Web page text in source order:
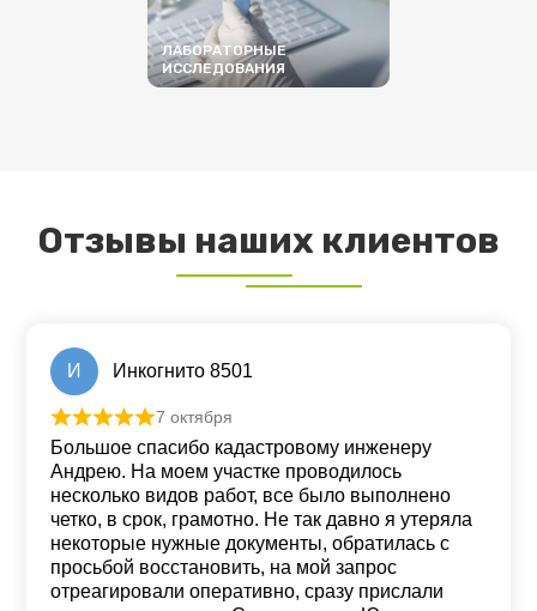
ЛАБОРАТОРНЫЕ
ИССЛЕДОВАНИЯ
Отзывы наших клиентов
И Инкогнито 8501
Оценка
7 октября
Большое спасибо кадастровому инженеру
Андрею. На моем участке проводилось
несколько видов работ, все было выполнено
четко, в срок, грамотно. Не так давно я утеряла
некоторые нужные документы, обратилась с
просьбой восстановить, на мой запрос
отреагировали оперативно, сразу прислали